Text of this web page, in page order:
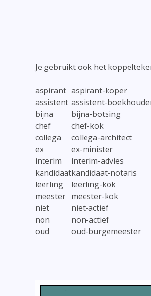
Je gebruikt ook het
aspirant aspirant-koper
assistent assistent-
bijna
bijna-botsing
chef
chef-kok
collega
collega-architect
ex
ex-minister
interim
interim-advies
kandidaatkandidaat-notaris
leerling
leerling-kok
meester meester-kok
niet
niet-actief
non
non-actief
oud
oud-burgemeester